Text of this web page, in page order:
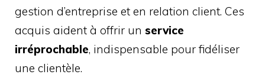
gestion d’entreprise et en relation client. Ces
acquis aident à offrir un service
irréprochable, indispensable pour fidéliser
une clientèle.